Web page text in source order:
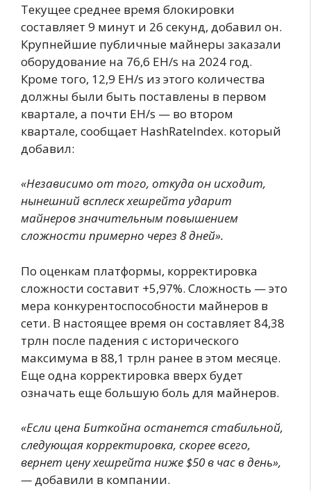
Текущее среднее время блокировки
составляет 9 минут и 26 секунд, добавил он.
Крупнейшие публичные майнеры заказали
оборудование на 76,6 EH/s на 2024 год.
Кроме того, 12,9 EH/s из этого количества
должны были быть поставлены в первом
квартале, а почти EH/s — во втором
квартале, сообщает HashRateIndex. который
добавил:
«Независимо от того, откуда он исходит,
нынешний всплеск хешрейта ударит
майнеров значительным повышением
сложности примерно через 8 дней».
По оценкам платформы, корректировка
сложности составит +5,97%. Сложность — это
мера конкурентоспособности майнеров в
сети. В настоящее время он составляет 84,38
трлн после падения с исторического
максимума в 88,1 трлн ранее в этом месяце.
Еще одна корректировка вверх будет
означать еще большую боль для майнеров.
«Если цена Биткойна останется стабильной,
следующая корректировка, скорее всего,
вернет цену хешрейта ниже $50 в час в день»,
—добавили в компании.